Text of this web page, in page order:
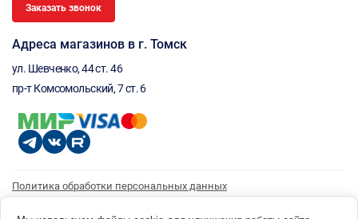
Заказать звонок
Адреса магазинов в г. Томск
ул. Шевченко, 44 ст. 46
пр-т Комсомольский, 7 ст. 6
Политика обработки персональных данных
Согласие на получение рассылки